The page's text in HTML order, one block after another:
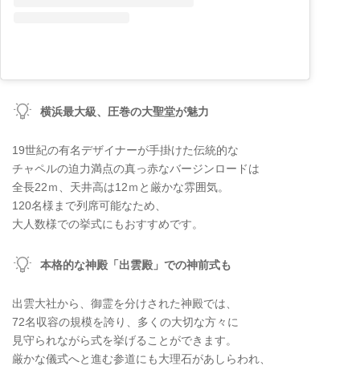
横浜最大級、圧巻の大聖堂が魅力
19世紀の有名デザイナーが手掛けた伝統的な
チャペルの迫力満点の真っ赤なバージンロードは
全長22ｍ、天井高は12ｍと厳かな雰囲気。
120名様まで列席可能なため、
大人数様での挙式にもおすすめです。
本格的な神殿「出雲殿」での神前式も
出雲大社から、御霊を分けされた神殿では、
72名収容の規模を誇り、多くの大切な方々に
見守られながら式を挙げることができます。
厳かな儀式へと進む参道にも大理石があしらわれ、